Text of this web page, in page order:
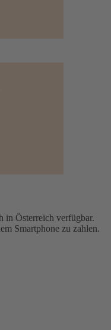
in Österreich verfügbar.
Smartphone zu zahlen.